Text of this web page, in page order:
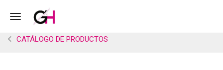
Toggle navigation
CATÁLOGO DE PRODUCTOS